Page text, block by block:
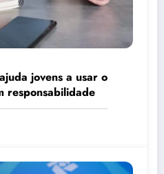
jovens a usar o
responsabilidade